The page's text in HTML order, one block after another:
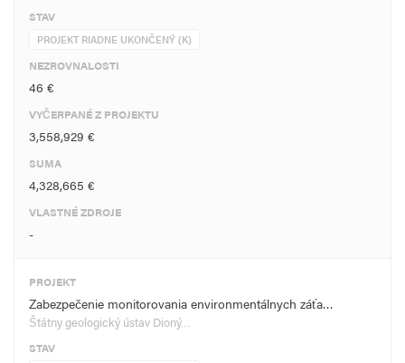
STAV
PROJEKT RIADNE UKONČENÝ (K)
NEZROVNALOSTI
46 €
VYČERPANÉ Z PROJEKTU
3,558,929 €
SUMA
4,328,665 €
VLASTNÉ ZDROJE
-
PROJEKT
Zabezpečenie monitorovania environmentálnych záťa…
Štátny geologický ústav Dioný…
STAV